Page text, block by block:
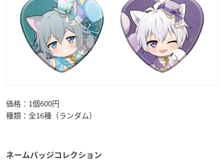
価格：1個600円
種類：全16種（ランダム）
ネームバッジコレクション